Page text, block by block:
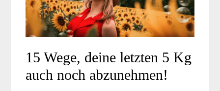
15 Wege, deine letzten 5 Kg
auch noch abzunehmen!